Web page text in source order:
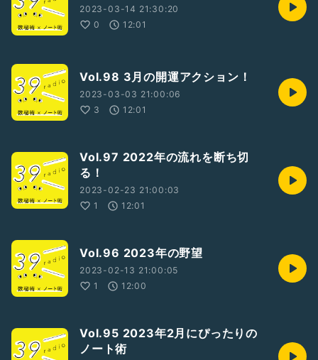
2023-03-14 21:30:20
0
12:01
Vol.98 3月の開運アクション！
2023-03-03 21:00:06
3
12:01
Vol.97 2022年の流れを断ち切
る！
2023-02-23 21:00:03
1
12:01
Vol.96 2023年の野望
2023-02-13 21:00:05
1
12:00
Vol.95 2023年2月にぴったりの
ノート術